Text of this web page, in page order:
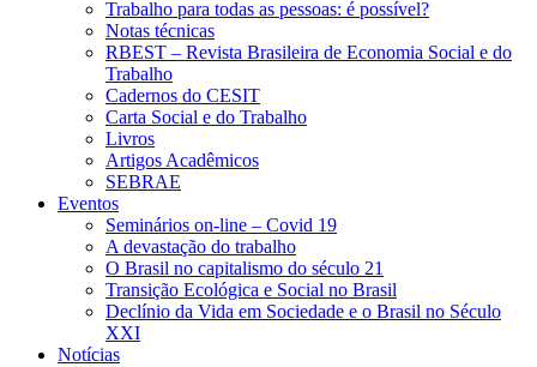
Trabalho para todas as pessoas: é possível?
Notas técnicas
RBEST – Revista Brasileira de Economia Social e do
Trabalho
Cadernos do CESIT
Carta Social e do Trabalho
Livros
Artigos Acadêmicos
SEBRAE
Eventos
Seminários on-line – Covid 19
A devastação do trabalho
O Brasil no capitalismo do século 21
Transição Ecológica e Social no Brasil
Declínio da Vida em Sociedade e o Brasil no Século
XXI
Notícias